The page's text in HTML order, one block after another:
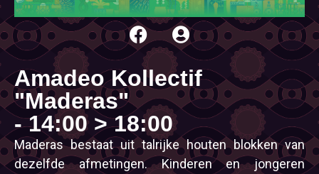
Amadeo Kollectif
"Maderas"
- 14:00 > 18:00
Maderas bestaat uit talrijke houten blokken van
dezelfde afmetingen. Kinderen en jongeren